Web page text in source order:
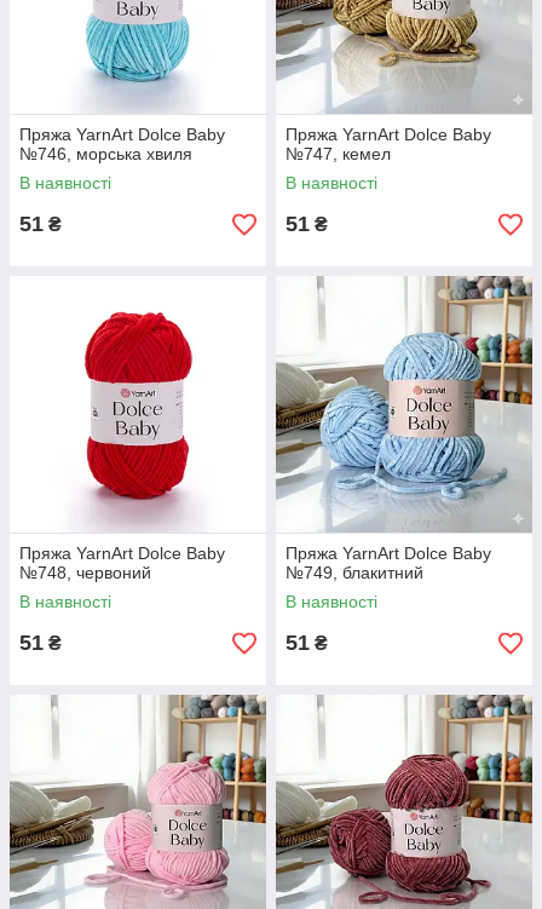
Пряжа YarnArt Dolce Baby
№746, морська хвиля
В наявності
51 ₴
Пряжа YarnArt Dolce Baby
№747, кемел
В наявності
51 ₴
Пряжа YarnArt Dolce Baby
№748, червоний
В наявності
51 ₴
Пряжа YarnArt Dolce Baby
№749, блакитний
В наявності
51 ₴